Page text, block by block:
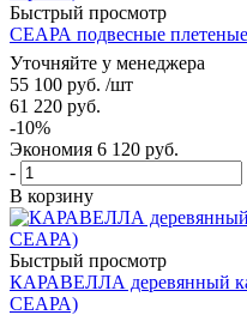
Быстрый просмотр
СЕАРА подвесные плетеные
Уточняйте у менеджера
55 100 руб. /шт
61 220 руб.
-10%
Экономия 6 120 руб.
-
В корзину
Быстрый просмотр
КАРАВЕЛЛА деревянный
СЕАРА)